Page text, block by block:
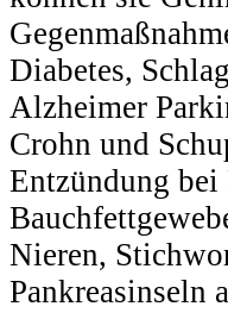
Diabetes,
Alzheimer
Crohn und
Entzündung
Nieren,
Pankreasinseln